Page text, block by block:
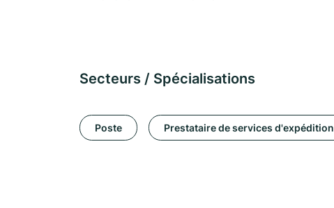
Secteurs / Spécialisations
Poste Prestataire de services d'expédition